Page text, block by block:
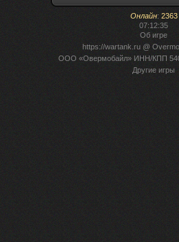
Онлайн: 2363
07:12:35
Об игре
https://wartank.ru@
ООО «Овермобайл» ИНН/КПП
Другие игры